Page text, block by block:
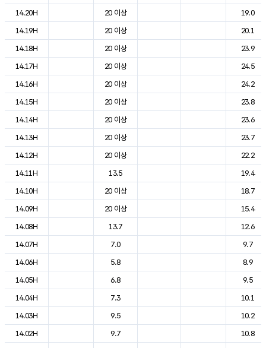
14.20H
20 이상
19.0
14.19H
20 이상
20.1
14.18H
20 이상
23.9
14.17H
20 이상
24.5
14.16H
20 이상
24.2
14.15H
20 이상
23.8
14.14H
20 이상
23.6
14.13H
20 이상
23.7
14.12H
20 이상
22.2
14.11H
13.5
19.4
14.10H
20 이상
18.7
14.09H
20 이상
15.4
14.08H
13.7
12.6
14.07H
7.0
9.7
14.06H
5.8
8.9
14.05H
6.8
9.5
14.04H
7.3
10.1
14.03H
9.5
10.2
14.02H
9.7
10.8